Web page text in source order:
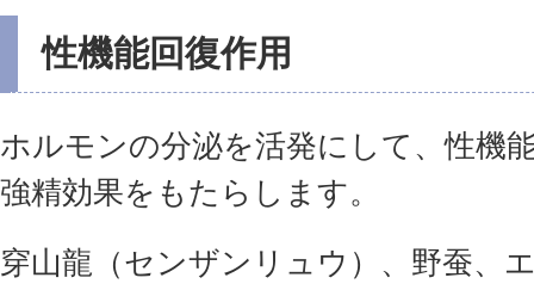
性機能回復作用
ホルモンの分泌を活発にして、性機
強精効果をもたらします。
穿山龍（センザンリュウ）、野蚕、